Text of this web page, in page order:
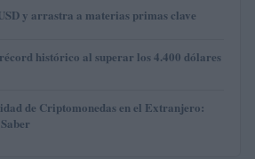
y arrastra a materias primas clave
histórico al superar los 4.400 dólares
de Criptomonedas en el Extranjero: